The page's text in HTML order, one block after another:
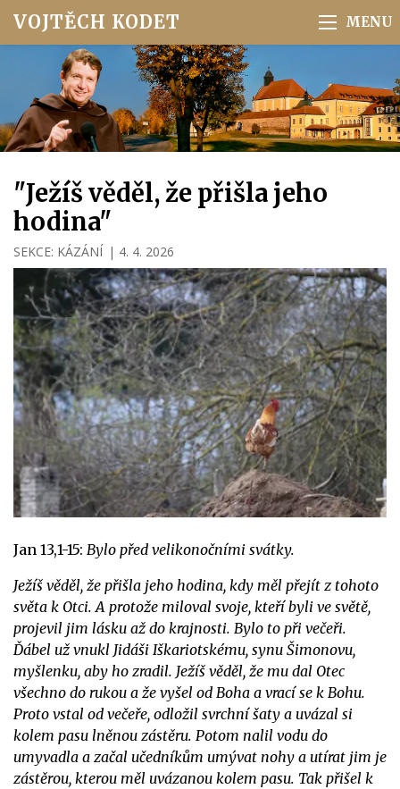
VOJTĚCH KODET
"Ježíš věděl, že přišla jeho
hodina"
SEKCE: KÁZÁNÍ | 4. 4. 2026
Jan 13,1-15: Bylo před velikonočními svátky.
Ježíš věděl, že přišla jeho hodina, kdy měl přejít z tohoto
světa k Otci. A protože miloval svoje, kteří byli ve světě,
projevil jim lásku až do krajnosti. Bylo to při večeři.
Ďábel už vnukl Jidáši Iškariotskému, synu Šimonovu,
myšlenku, aby ho zradil. Ježíš věděl, že mu dal Otec
všechno do rukou a že vyšel od Boha a vrací se k Bohu.
Proto vstal od večeře, odložil svrchní šaty a uvázal si
kolem pasu lněnou zástěru. Potom nalil vodu do
umyvadla a začal učedníkům umývat nohy a utírat jim je
zástěrou, kterou měl uvázanou kolem pasu. Tak přišel k